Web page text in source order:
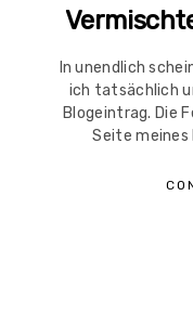
In unendlich
ich tatsächlich
Blogeintrag. Die
Seite meines